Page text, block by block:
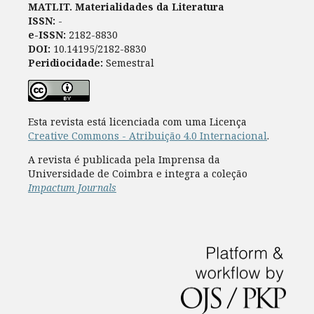
MATLIT. Materialidades da Literatura
ISSN: -
e-ISSN: 2182-8830
DOI: 10.14195/2182-8830
Peridiocidade: Semestral
Esta revista está licenciada com uma Licença
Creative Commons - Atribuição 4.0 Internacional.
A revista é publicada pela Imprensa da
Universidade de Coimbra e integra a coleção
Impactum Journals